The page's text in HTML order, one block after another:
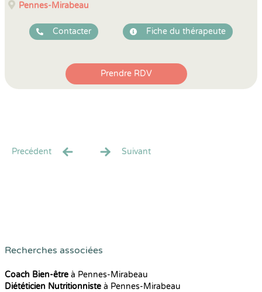
Pennes-Mirabeau
Contacter Fiche du thérapeute
Prendre RDV
Precédent Suivant
Recherches associées
Coach Bien-être à Pennes-Mirabeau
Diététicien Nutritionniste à Pennes-Mirabeau